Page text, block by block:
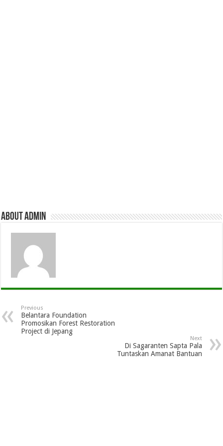
About admin
Previous
Belantara Foundation
Promosikan Forest Restoration
Project di Jepang
Next
Di Sagaranten Sapta Pala
Tuntaskan Amanat Bantuan